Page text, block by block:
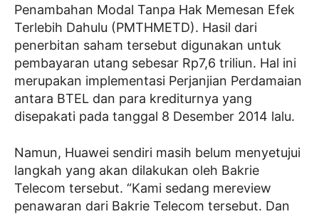
Penambahan Modal Tanpa Hak Memesan Efek
Terlebih Dahulu (PMTHMETD). Hasil dari
penerbitan saham tersebut digunakan untuk
pembayaran utang sebesar Rp7,6 triliun. Hal ini
merupakan implementasi Perjanjian Perdamaian
antara BTEL dan para krediturnya yang
disepakati pada tanggal 8 Desember 2014 lalu.
Namun, Huawei sendiri masih belum menyetujui
langkah yang akan dilakukan oleh Bakrie
Telecom tersebut. “Kami sedang mereview
penawaran dari Bakrie Telecom tersebut. Dan